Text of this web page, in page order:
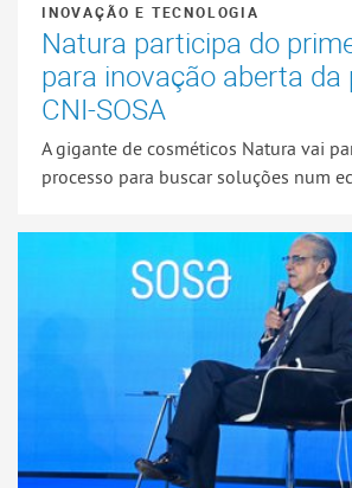
INOVAÇÃO E TECNOLOGIA
Natura participa do
para inovação aberta da
CNI-SOSA
A gigante de cosméticos Natura vai
processo para buscar soluções num